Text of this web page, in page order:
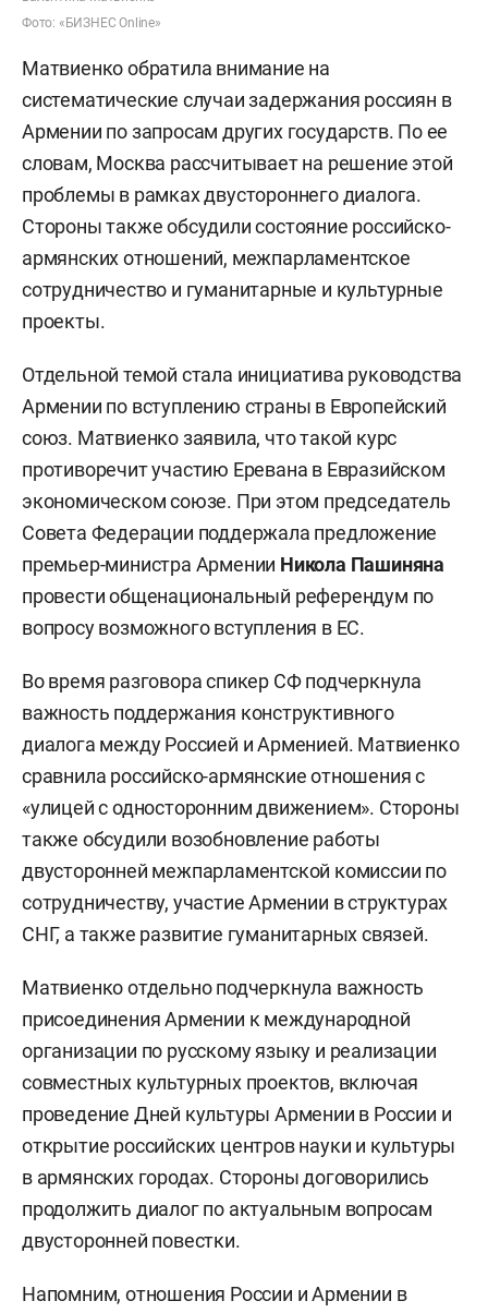
Фото: «БИЗНЕС Online»
Матвиенко обратила внимание на
систематические случаи задержания россиян в
Армении по запросам других государств. По ее
словам, Москва рассчитывает на решение этой
проблемы в рамках двустороннего диалога.
Стороны также обсудили состояние российско-
армянских отношений, межпарламентское
сотрудничество и гуманитарные и культурные
проекты.
Отдельной темой стала инициатива руководства
Армении по вступлению страны в Европейский
союз. Матвиенко заявила, что такой курс
противоречит участию Еревана в Евразийском
экономическом союзе. При этом председатель
Совета Федерации поддержала предложение
премьер-министра Армении Никола Пашиняна
провести общенациональный референдум по
вопросу возможного вступления в ЕС.
Во время разговора спикер СФ подчеркнула
важность поддержания конструктивного
диалога между Россией и Арменией. Матвиенко
сравнила российско-армянские отношения с
«улицей с односторонним движением». Стороны
также обсудили возобновление работы
двусторонней межпарламентской комиссии по
сотрудничеству, участие Армении в структурах
СНГ, а также развитие гуманитарных связей.
Матвиенко отдельно подчеркнула важность
присоединения Армении к международной
организации по русскому языку и реализации
совместных культурных проектов, включая
проведение Дней культуры Армении в России и
открытие российских центров науки и культуры
в армянских городах. Стороны договорились
продолжить диалог по актуальным вопросам
двусторонней повестки.
Напомним, отношения России и Армении в